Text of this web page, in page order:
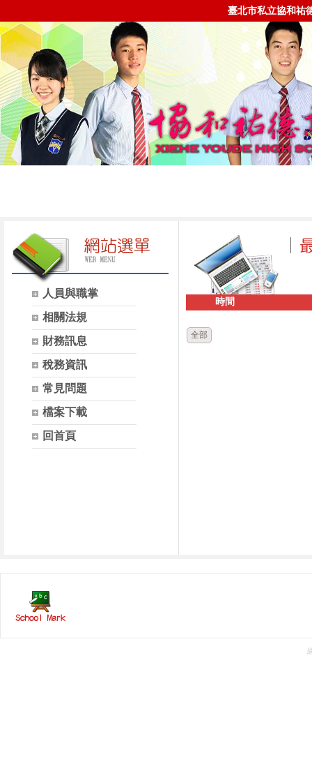
臺北市私立協和祐
人員與職掌
相關法規
財務訊息
稅務資訊
常見問題
檔案下載
回首頁
時間
全部